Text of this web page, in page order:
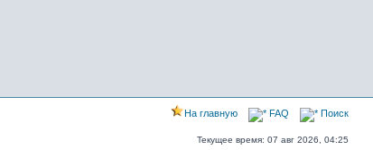
На главную FAQ Поиск
Текущее время: 07 авг 2026, 04:25